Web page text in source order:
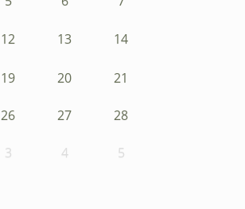
12 13 14
19 20 21
26 27 28
3 4 5